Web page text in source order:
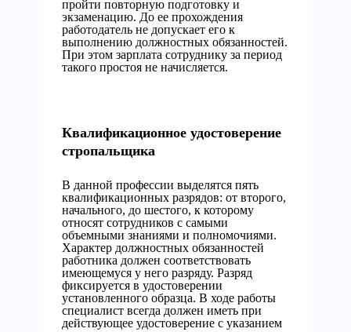
пройти повторную подготовку и
экзаменацию. До ее прохождения
работодатель не допускает его к
выполнению должностных обязанностей.
При этом зарплата сотруднику за период
такого простоя не начисляется.
Квалификационное удостоверение
стропальщика
В данной профессии выделятся пять
квалификационных разрядов: от второго,
начального, до шестого, к которому
относят сотрудников с самыми
объемными знаниями и полномочиями.
Характер должностных обязанностей
работника должен соответствовать
имеющемуся у него разряду. Разряд
фиксируется в удостоверении
установленного образца. В ходе работы
специалист всегда должен иметь при
действующее удостоверение с указанием